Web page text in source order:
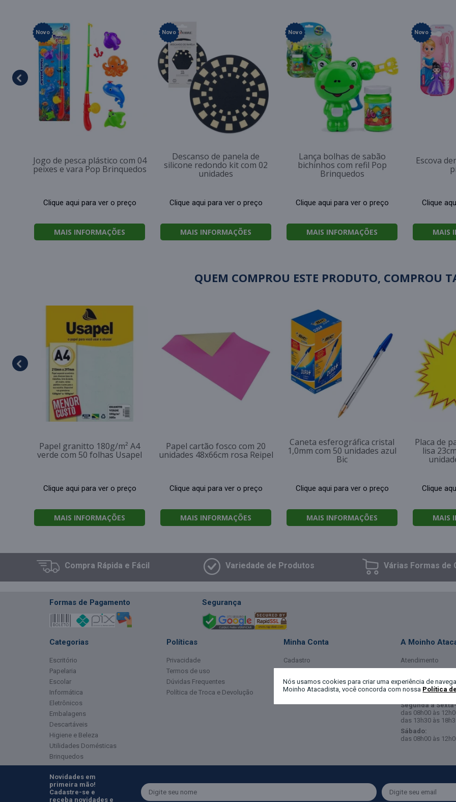
Novo
Jogo de pesca plástico com 04
peixes e vara Pop Brinquedos
Clique aqui para ver o preço
MAIS INFORMAÇÕES
Novo
Descanso de panela de
silicone redondo kit com 02
unidades
Clique aqui para ver o preço
MAIS INFORMAÇÕES
Novo
Lança bolhas de sabão
bichinhos com refil Pop
Brinquedos
Clique aqui para ver o preço
MAIS INFORMAÇÕES
Novo
Escova
Clique
MAIS
QUEM COMPROU ESTE PRODUTO, COMPROU
Papel granitto 180g/m² A4
verde com 50 folhas Usapel
Clique aqui para ver o preço
MAIS INFORMAÇÕES
Papel cartão fosco com 20
unidades 48x66cm rosa Reipel
Clique aqui para ver o preço
MAIS INFORMAÇÕES
Caneta esferográfica cristal
1,0mm com 50 unidades azul
Bic
Clique aqui para ver o preço
MAIS INFORMAÇÕES
Placa de
lisa
Clique
MAIS
Compra Rápida e Fácil Variedade de Produtos Várias Formas de
Nós usamos cookies para criar uma experiência de
Moinho Atacadista, você concorda com nossa Política
Formas de Pagamento Segurança
Categorias
Escritório
Papelaria
Escolar
Informática
Eletrônicos
Embalagens
Descartáveis
Higiene e Beleza
Utilidades Domésticas
Brinquedos
Políticas
Privacidade
Termos de uso
Dúvidas Frequentes
Política de Troca e Devolução
Minha Conta
Cadastro
Meus Dados
Meus Pedidos
A Moinho
Atendimento
Horário de
Segunda a
das 08h00 às
das 13h30 às
Sábado:
das 08h00 às
Novidades em
primeira mão!
Cadastre-se e
receba novidades e